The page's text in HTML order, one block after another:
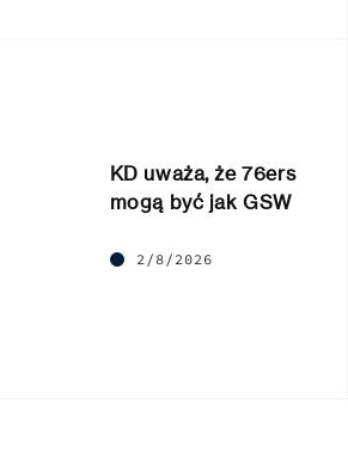
KD uważa, że 76ers
mogą być jak GSW
2/8/2026